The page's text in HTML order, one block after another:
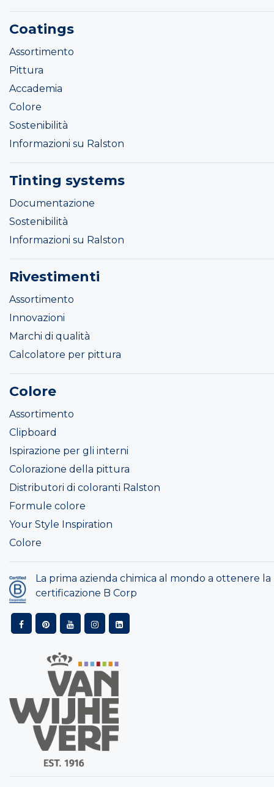
Coatings
Assortimento
Pittura
Accademia
Colore
Sostenibilità
Informazioni su Ralston
Tinting systems
Documentazione
Sostenibilità
Informazioni su Ralston
Rivestimenti
Assortimento
Innovazioni
Marchi di qualità
Calcolatore per pittura
Colore
Assortimento
Clipboard
Ispirazione per gli interni
Colorazione della pittura
Distributori di coloranti Ralston
Formule colore
Your Style Inspiration
Colore
La prima azienda chimica al mondo a ottenere la
certificazione B Corp